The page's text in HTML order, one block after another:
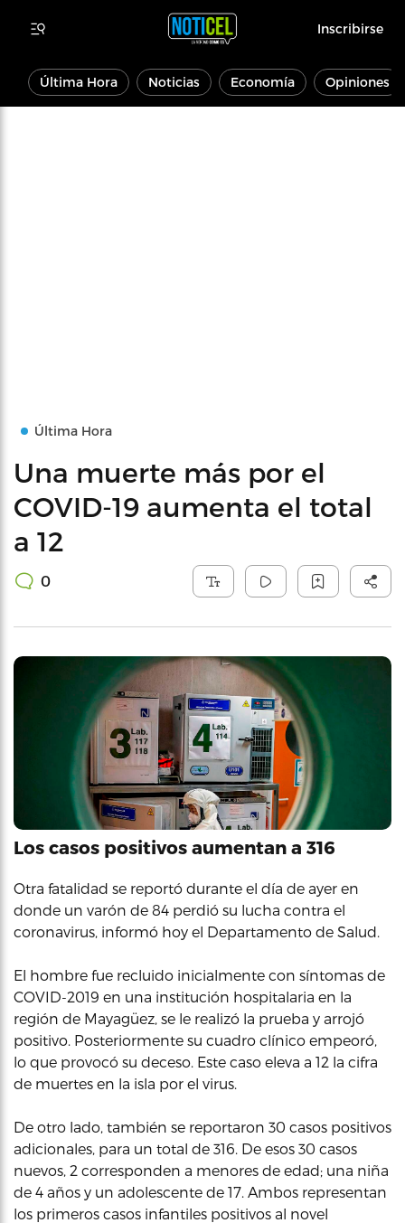
Inscribirse
Última Hora Noticias Economía Opiniones
Última Hora
Una muerte más por el
COVID-19 aumenta el total
a 12
0
Los casos positivos aumentan a 316
Otra fatalidad se reportó durante el día de ayer en
donde un varón de 84 perdió su lucha contra el
coronavirus, informó hoy el Departamento de Salud.
El hombre fue recluido inicialmente con síntomas de
COVID-2019 en una institución hospitalaria en la
región de Mayagüez, se le realizó la prueba y arrojó
positivo. Posteriormente su cuadro clínico empeoró,
lo que provocó su deceso. Este caso eleva a 12 la cifra
de muertes en la isla por el virus.
De otro lado, también se reportaron 30 casos positivos
adicionales, para un total de 316. De esos 30 casos
nuevos, 2 corresponden a menores de edad; una niña
de 4 años y un adolescente de 17. Ambos representan
los primeros casos infantiles positivos al novel